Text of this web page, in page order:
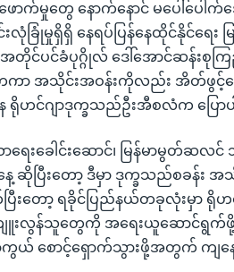
ောက်မှုတွေ နောက်နောင် မပေါ်ပေ
လုံခြုံမှုရှိရှိ နေရပ်ပြန်နေထိုင်နိုင်ရေး
တိုင်ပင်ခံပုဂ္ဂိုလ် ဒေါ်အောင်ဆန်းစုကြ
ကာ အသိုင်းအဝန်းကိုလည်း အိတ်ဖွင့်ပေ
ရိုဟင်ဂျာဒုက္ခသည်ဦးအီစလံက ပြော
ရေးခေါင်းဆောင်၊ မြန်မာမွတ်ဆလင်
ပြီးတော့ ဒီမှာ ဒုက္ခသည်စခန်း အသီ
ြီးတော့ ရခိုင်ပြည်နယ်တခုလုံးမှာ ရိုဟ
းလွန်သူတွေကို အရေးယူဆောင်ရွက်ဖို့
ယ် စောင့်ရှောက်သွားဖို့အတွက် ကျနေ